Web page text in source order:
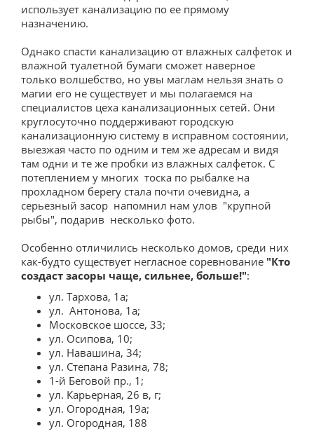
Закупки
План закупок
Закупки
Торговые процедуры
Перечень товаров, работ, услуг, закупки
которых осуществляются у субъектов малого и
среднего предпринимательства
Сведения об образовательной организации
Основные сведения
Структура и органы управления
образовательной организацией
Документы
Образование
Руководство
Педагогический состав
Материально-техническое обеспечение и
оснащенность образовательного процесса.
Доступная среда
использует канализацию по ее прямому
назначению.
Однако спасти канализацию от влажных салфеток и
влажной туалетной бумаги сможет наверное
только волшебство, но увы маглам нельзя знать о
магии его не существует и мы полагаемся на
специалистов цеха канализационных сетей. Они
круглосуточно поддерживают городскую
канализационную систему в исправном состоянии,
выезжая часто по одним и тем же адресам и видя
там одни и те же пробки из влажных салфеток. С
потеплением у многих тоска по рыбалке на
прохладном берегу стала почти очевидна, а
серьезный засор напомнил нам улов "крупной
рыбы", подарив несколько фото.
Особенно отличились несколько домов, среди них
как-будто существует негласное соревнование "Кто
создаст засоры чаще, сильнее, больше!":
ул. Тархова, 1а;
ул. Антонова, 1а;
Московское шоссе, 33;
ул. Осипова, 10;
ул. Навашина, 34;
ул. Степана Разина, 78;
1-й Беговой пр., 1;
ул. Карьерная, 26 в, г;
ул. Огородная, 19а;
ул. Огородная, 188